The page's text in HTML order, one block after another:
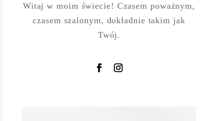
Witaj w moim świecie! Czasem poważnym,
czasem szalonym, dokładnie takim jak
Twój.